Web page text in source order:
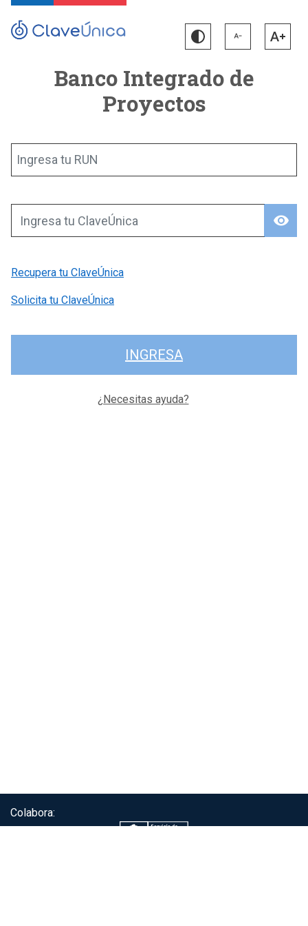
Banco Integrado de
Proyectos
Ingresa tu RUN
visibility
Ingresa tu ClaveÚnica
Recupera tu ClaveÚnica
Solicita tu ClaveÚnica
INGRESA
¿Necesitas ayuda?
Colabora: